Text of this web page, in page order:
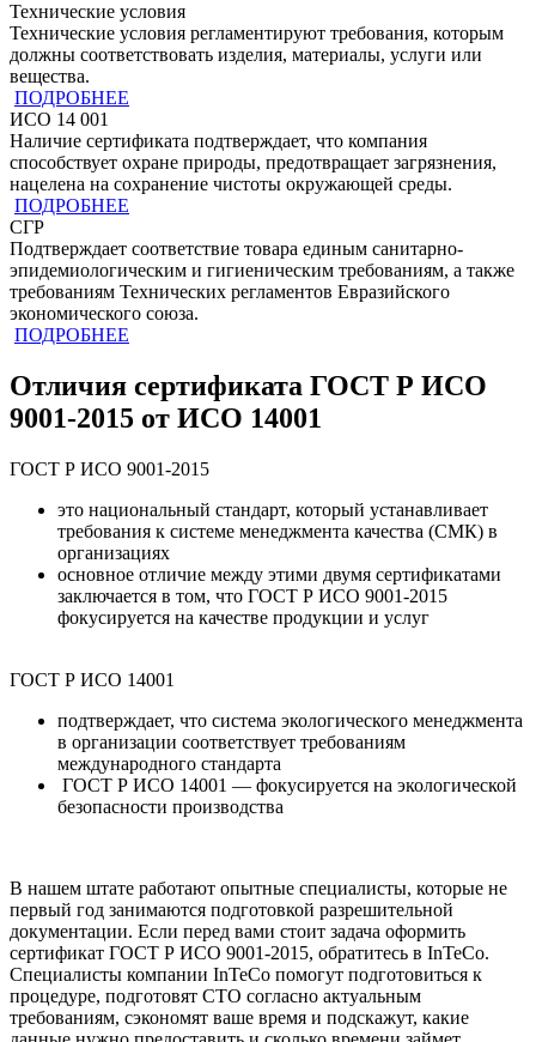
Технические условия
Технические условия регламентируют требования, которым
должны соответствовать изделия, материалы, услуги или
вещества.
ПОДРОБНЕЕ
ИСО 14 001
Наличие сертификата подтверждает, что компания
способствует охране природы, предотвращает загрязнения,
нацелена на сохранение чистоты окружающей среды.
ПОДРОБНЕЕ
СГР
Подтверждает соответствие товара единым санитарно-
эпидемиологическим и гигиеническим требованиям, а также
требованиям Технических регламентов Евразийского
экономического союза.
ПОДРОБНЕЕ
Отличия сертификата ГОСТ Р ИСО
9001-2015 от ИСО 14001
ГОСТ Р ИСО 9001-2015
это национальный стандарт, который устанавливает
требования к системе менеджмента качества (СМК) в
организациях
основное отличие между этими двумя сертификатами
заключается в том, что ГОСТ Р ИСО 9001-2015
фокусируется на качестве продукции и услуг
ГОСТ Р ИСО 14001
подтверждает, что система экологического менеджмента
в организации соответствует требованиям
международного стандарта
ГОСТ Р ИСО 14001 — фокусируется на экологической
безопасности производства
В нашем штате работают опытные специалисты, которые не
первый год занимаются подготовкой разрешительной
документации. Если перед вами стоит задача оформить
сертификат ГОСТ Р ИСО 9001-2015, обратитесь в InTeCo.
Специалисты компании InTeCo помогут подготовиться к
процедуре, подготовят СТО согласно актуальным
требованиям, сэкономят ваше время и подскажут, какие